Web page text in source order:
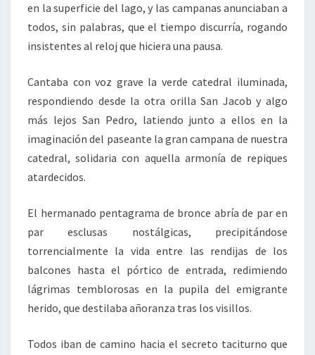
en la superficie del lago, y las campanas anunciaban a
todos, sin palabras, que el tiempo discurría, rogando
insistentes al reloj que hiciera una pausa.
Cantaba con voz grave la verde catedral iluminada,
respondiendo desde la otra orilla San Jacob y algo
más lejos San Pedro, latiendo junto a ellos en la
imaginación del paseante la gran campana de nuestra
catedral, solidaria con aquella armonía de repiques
atardecidos.
El hermanado pentagrama de bronce abría de par en
par esclusas nostálgicas, precipitándose
torrencialmente la vida entre las rendijas de los
balcones hasta el pórtico de entrada, redimiendo
lágrimas temblorosas en la pupila del emigrante
herido, que destilaba añoranza tras los visillos.
Todos iban de camino hacia el secreto taciturno que